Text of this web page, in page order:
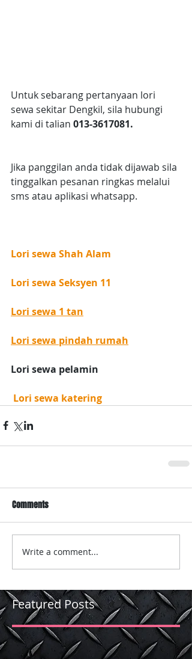
Untuk sebarang pertanyaan lori
sewa sekitar Dengkil, sila hubungi
kami di talian 013-3617081.
Jika panggilan anda tidak dijawab sila
tinggalkan pesanan ringkas melalui
sms atau aplikasi whatsapp.
Lori sewa Shah Alam
Lori sewa Seksyen 11
Lori sewa 1 tan
Lori sewa pindah rumah
Lori sewa pelamin
Lori sewa katering
Comments
Write a comment...
Featured Posts